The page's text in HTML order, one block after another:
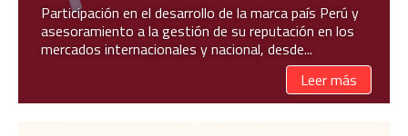
Participación en el desarrollo de la marca país Perú y
asesoramiento a la gestión de su reputación en los
mercados internacionales y nacional, desde...
Leer más